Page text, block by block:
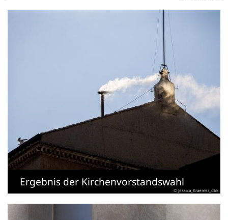
Ergebnis der Kirchenvorstandswahl
© Jessica_Kraemer_dbk